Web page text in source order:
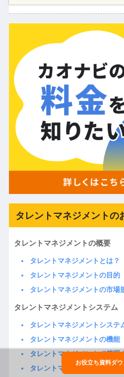
タレントマネジメントの
タレントマネジメントの概要
タレントマネジメントとは？
タレントマネジメントの目的
タレントマネジメントの市場
タレントマネジメントシステム
タレントマネジメントシステ
タレントマネジメントの機能
タレントマネジメントで管理
タレントマネジメントの導入
お役立ち資料ダ